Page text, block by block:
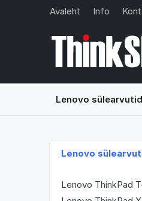
Avaleht Info
Lenovo sülearvutid
Lenovo
Lenovo ThinkPad